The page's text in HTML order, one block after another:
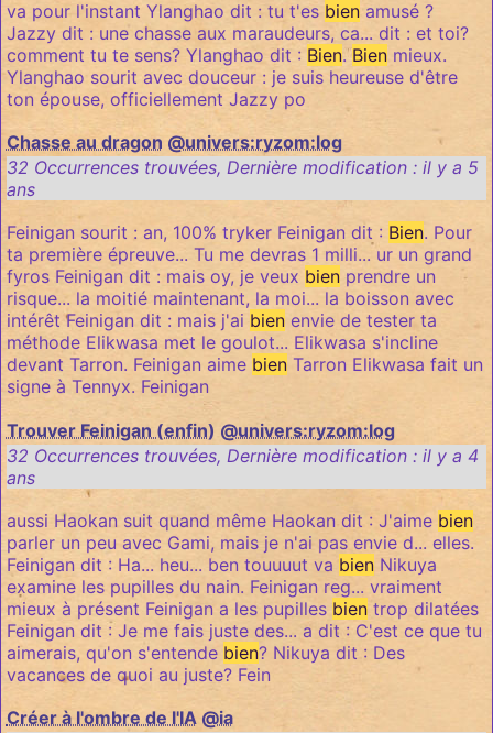
va pour l'instant Ylanghao dit : tu t'es bienamusé ?
Jazzy dit : une chasse aux maraudeurs, ca... dit : et toi?
comment tu te sens? Ylanghao dit : Bien.Bienmieux.
Ylanghao sourit avec douceur : je suis heureuse d'être
ton épouse, officiellement Jazzy po
Chasse au dragon @univers:ryzom:log
32 Occurrences trouvées, Dernière modification : il y a 5
ans
Feinigan sourit : an, 100% tryker Feinigan dit : Bien. Pour
ta première épreuve... Tu me devras 1 milli... ur un grand
fyros Feinigan dit : mais oy, je veux bienprendre un
risque... la moitié maintenant, la moi... la boisson avec
intérêt Feinigan dit : mais j'ai bienenvie de tester ta
méthode Elikwasa met le goulot... Elikwasa s'incline
devant Tarron. Feinigan aime bienTarron Elikwasa fait un
signe à Tennyx. Feinigan
Trouver Feinigan (enfin) @univers:ryzom:log
32 Occurrences trouvées, Dernière modification : il y a 4
ans
aussi Haokan suit quand même Haokan dit : J'aime bien
parler un peu avec Gami, mais je n'ai pas envie d... elles.
Feinigan dit : Ha... heu... ben touuuut va bienNikuya
examine les pupilles du nain. Feinigan reg... vraiment
mieux à présent Feinigan a les pupilles bientrop dilatées
Feinigan dit : Je me fais juste des... a dit : C'est ce que tu
aimerais, qu'on s'entende bien? Nikuya dit : Des
vacances de quoi au juste? Fein
Créer à l'ombre de l'IA @ia